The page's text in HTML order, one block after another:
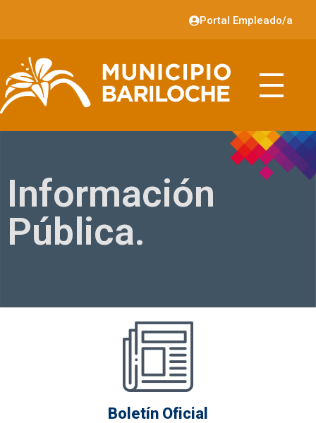
Portal Empleado/a
Información
Pública.
Boletín Oficial